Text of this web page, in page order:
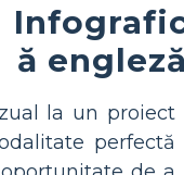
ă
la un proiect
perfectă